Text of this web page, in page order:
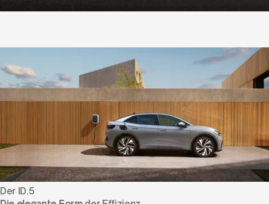
Der ID. Polo Day
Am 5. September
Der ID.5